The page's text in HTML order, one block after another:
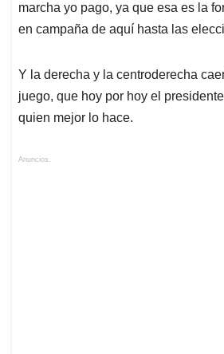
marcha yo pago, ya que esa es la
en campaña de aquí hasta las
Y la derecha y la centroderecha
juego, que hoy por hoy el
quien mejor lo hace.
Anuncios.